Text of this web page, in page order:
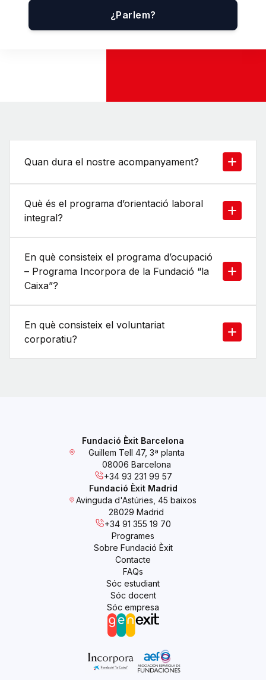
¿Parlem?
Quan dura el nostre acompanyament?
Què és el programa d’orientació laboral
integral?
En què consisteix el programa d’ocupació
– Programa Incorpora de la Fundació “la
Caixa”?
En què consisteix el voluntariat
corporatiu?
Fundació Èxit Barcelona
Guillem Tell 47, 3ª planta
08006 Barcelona
+34 93 231 99 57
Fundació Èxit Madrid
Avinguda d'Astúries, 45 baixos
28029 Madrid
+34 91 355 19 70
Programes
Sobre Fundació Èxit
Contacte
FAQs
Sóc estudiant
Sóc docent
Sóc empresa